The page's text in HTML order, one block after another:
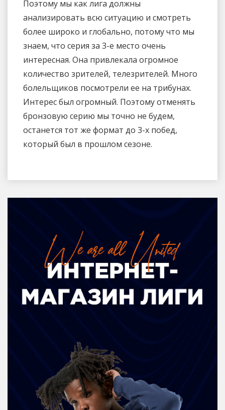
Поэтому мы как лига должны
анализировать всю ситуацию и смотреть
более широко и глобально, потому что мы
знаем, что серия за 3-е место очень
интересная. Она привлекала огромное
количество зрителей, телезрителей. Много
болельщиков посмотрели ее на трибунах.
Интерес был огромный. Поэтому отменять
бронзовую серию мы точно не будем,
останется тот же формат до 3-х побед,
который был в прошлом сезоне.